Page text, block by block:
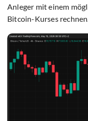
Anleger mit einem
Bitcoin-Kurses